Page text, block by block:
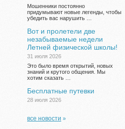
Мошенники постоянно
придумывают новые легенды, чтобы
убедить вас нарушить …
Вот и пролетели две
незабываемые недели
Летней физической школы!
31 июля 2026
Это было время открытий, новых
знаний и крутого общения. Мы
хотим сказать …
Бесплатные путевки
28 июля 2026
все новости »